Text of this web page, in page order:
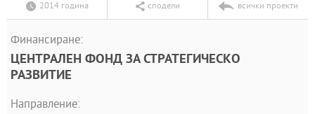
2014 година сподели всички проекти
Финансиране:
ЦЕНТРАЛЕН ФОНД ЗА СТРАТЕГИЧЕСКО
РАЗВИТИЕ
Направление: